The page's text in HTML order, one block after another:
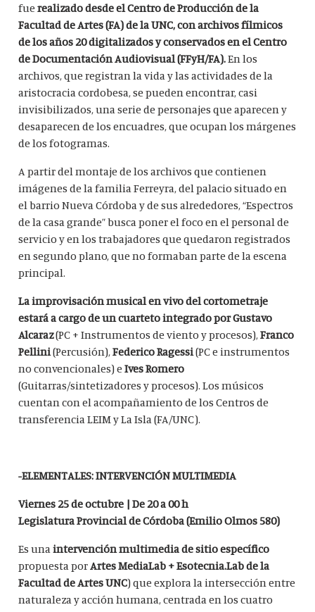
fuerealizado desde el Centro de Producción de la
Facultad de Artes (FA) de la UNC, con archivos fílmicos
de los años 20 digitalizados y conservados en el Centro
de Documentación Audiovisual (FFyH/FA).En los
archivos, que registran la vida y las actividades de la
aristocracia cordobesa, se pueden encontrar, casi
invisibilizados, una serie de personajes que aparecen y
desaparecen de los encuadres, que ocupan los márgenes
de los fotogramas.
A partir del montaje de los archivos que contienen
imágenes de la familia Ferreyra, del palacio situado en
el barrio Nueva Córdoba y de sus alrededores, “Espectros
de la casa grande” busca poner el foco en el personal de
servicio y en los trabajadores que quedaron registrados
en segundo plano, que no formaban parte de la escena
principal.
La improvisación musical en vivo del cortometraje
estará a cargo de un cuarteto integrado por Gustavo
Alcaraz(PC + Instrumentos de viento y procesos),Franco
Pellini(Percusión),Federico Ragessi(PC e instrumentos
no convencionales) eIves Romero
(Guitarras/sintetizadores y procesos). Los músicos
cuentan con el acompañamiento de los Centros de
transferencia LEIM y La Isla (FA/UNC).
-ELEMENTALES: INTERVENCIÓN MULTIMEDIA
Viernes 25 de octubre | De 20 a 00 h
Legislatura Provincial de Córdoba (Emilio Olmos 580)
Es unaintervención multimedia de sitio específico
propuesta porArtes MediaLab + Esotecnia.Lab de la
Facultad de Artes UNC) que explora la intersección entre
naturaleza y acción humana, centrada en los cuatro